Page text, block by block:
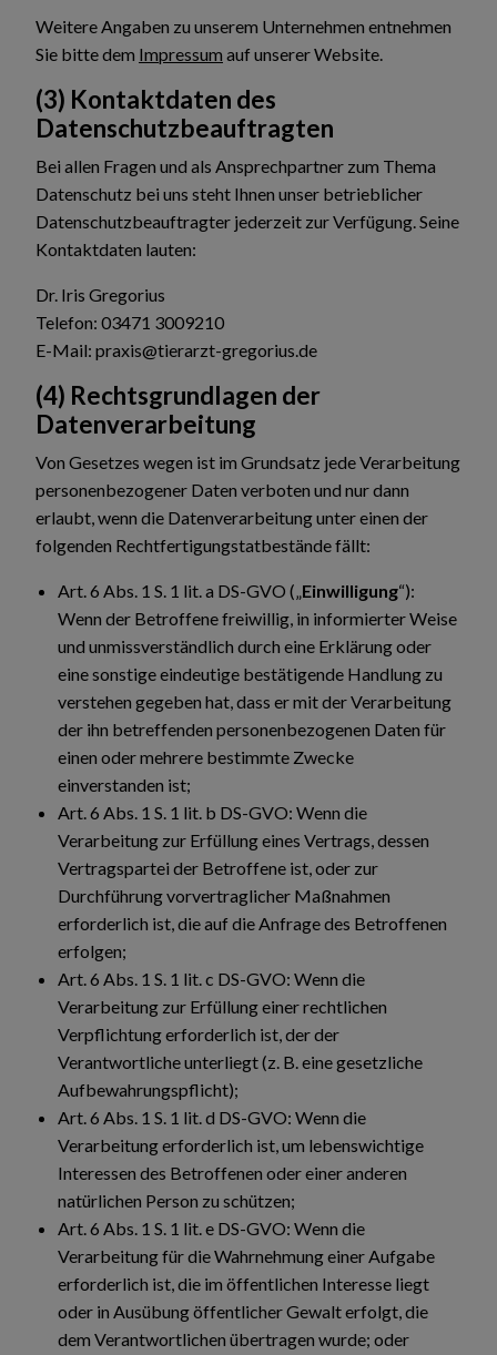
Weitere Angaben zu unserem Unternehmen entnehmen
Sie bitte dem Impressum auf unserer Website.
(3) Kontaktdaten des
Datenschutzbeauftragten
Bei allen Fragen und als Ansprechpartner zum Thema
Datenschutz bei uns steht Ihnen unser betrieblicher
Datenschutzbeauftragter jederzeit zur Verfügung. Seine
Kontaktdaten lauten:
Dr. Iris Gregorius
Telefon: 03471 3009210
E-Mail: praxis@tierarzt-gregorius.de
(4) Rechtsgrundlagen der
Datenverarbeitung
Von Gesetzes wegen ist im Grundsatz jede Verarbeitung
personenbezogener Daten verboten und nur dann
erlaubt, wenn die Datenverarbeitung unter einen der
folgenden Rechtfertigungstatbestände fällt:
Art. 6 Abs. 1 S. 1 lit. a DS-GVO („Einwilligung“):
Wenn der Betroffene freiwillig, in informierter Weise
und unmissverständlich durch eine Erklärung oder
eine sonstige eindeutige bestätigende Handlung zu
verstehen gegeben hat, dass er mit der Verarbeitung
der ihn betreffenden personenbezogenen Daten für
einen oder mehrere bestimmte Zwecke
einverstanden ist;
Art. 6 Abs. 1 S. 1 lit. b DS-GVO: Wenn die
Verarbeitung zur Erfüllung eines Vertrags, dessen
Vertragspartei der Betroffene ist, oder zur
Durchführung vorvertraglicher Maßnahmen
erforderlich ist, die auf die Anfrage des Betroffenen
erfolgen;
Art. 6 Abs. 1 S. 1 lit. c DS-GVO: Wenn die
Verarbeitung zur Erfüllung einer rechtlichen
Verpflichtung erforderlich ist, der der
Verantwortliche unterliegt (z. B. eine gesetzliche
Aufbewahrungspflicht);
Art. 6 Abs. 1 S. 1 lit. d DS-GVO: Wenn die
Verarbeitung erforderlich ist, um lebenswichtige
Interessen des Betroffenen oder einer anderen
natürlichen Person zu schützen;
Art. 6 Abs. 1 S. 1 lit. e DS-GVO: Wenn die
Verarbeitung für die Wahrnehmung einer Aufgabe
erforderlich ist, die im öffentlichen Interesse liegt
oder in Ausübung öffentlicher Gewalt erfolgt, die
dem Verantwortlichen übertragen wurde; oder